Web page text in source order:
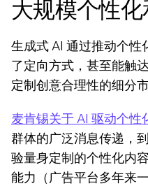
大规模个性
生成式 AI 通过推动个
了定向方式，甚至能触
定制创意合理性的细分市
麦肯锡关于 AI 驱动个性
群体的广泛消息传递，
验量身定制的个性化内
能力（广告平台多年来